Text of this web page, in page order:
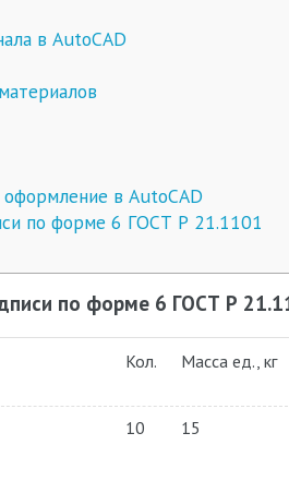
в AutoCAD
в AutoCAD
по форме 6 ГОСТ Р 21.1101
по форме 6 ГОСТ Р
Кол. Масса ед., кг
10 15